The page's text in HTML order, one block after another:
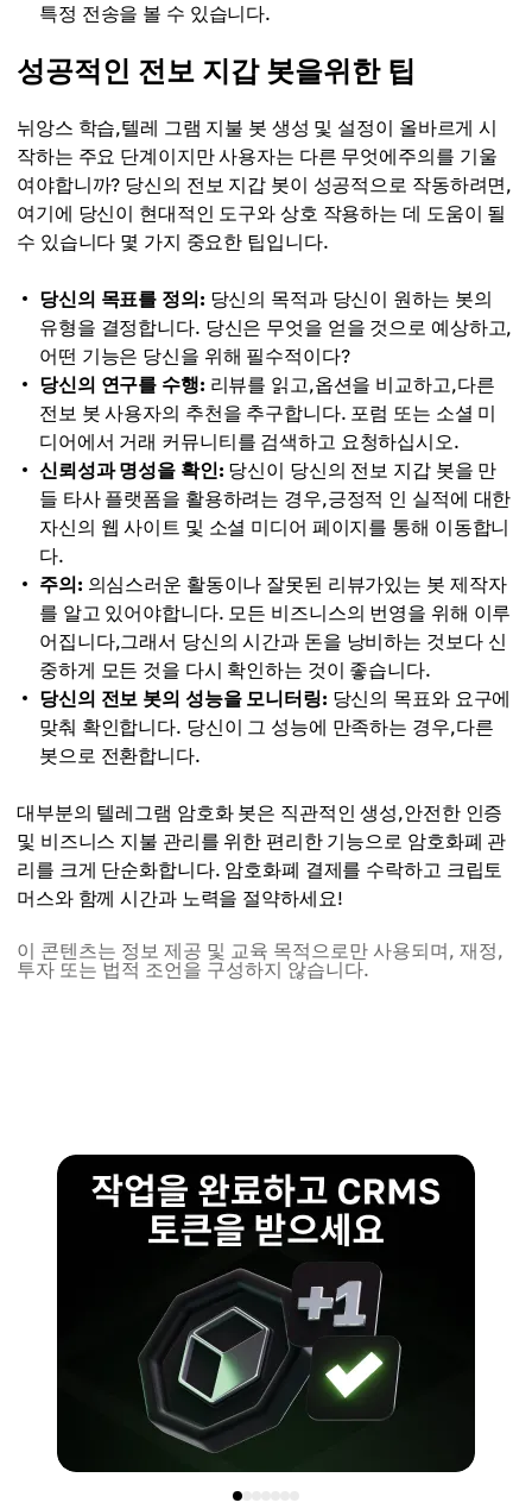
특정 전송을 볼 수 있습니다.
성공적인 전보 지갑 봇을위한 팁
뉘앙스 학습,텔레 그램 지불 봇 생성 및 설정이 올바르게 시
작하는 주요 단계이지만 사용자는 다른 무엇에주의를 기울
여야합니까? 당신의 전보 지갑 봇이 성공적으로 작동하려면,
여기에 당신이 현대적인 도구와 상호 작용하는 데 도움이 될
수 있습니다 몇 가지 중요한 팁입니다.
당신의 목표를 정의: 당신의 목적과 당신이 원하는 봇의
유형을 결정합니다. 당신은 무엇을 얻을 것으로 예상하고,
어떤 기능은 당신을 위해 필수적이다?
당신의 연구를 수행: 리뷰를 읽고,옵션을 비교하고,다른
전보 봇 사용자의 추천을 추구합니다. 포럼 또는 소셜 미
디어에서 거래 커뮤니티를 검색하고 요청하십시오.
신뢰성과 명성을 확인: 당신이 당신의 전보 지갑 봇을 만
들 타사 플랫폼을 활용하려는 경우,긍정적 인 실적에 대한
자신의 웹 사이트 및 소셜 미디어 페이지를 통해 이동합니
다.
주의: 의심스러운 활동이나 잘못된 리뷰가있는 봇 제작자
를 알고 있어야합니다. 모든 비즈니스의 번영을 위해 이루
어집니다,그래서 당신의 시간과 돈을 낭비하는 것보다 신
중하게 모든 것을 다시 확인하는 것이 좋습니다.
당신의 전보 봇의 성능을 모니터링: 당신의 목표와 요구에
맞춰 확인합니다. 당신이 그 성능에 만족하는 경우,다른
봇으로 전환합니다.
대부분의 텔레그램 암호화 봇은 직관적인 생성,안전한 인증
및 비즈니스 지불 관리를 위한 편리한 기능으로 암호화폐 관
리를 크게 단순화합니다. 암호화폐 결제를 수락하고 크립토
머스와 함께 시간과 노력을 절약하세요!
이 콘텐츠는 정보 제공 및 교육 목적으로만 사용되며, 재정,
투자 또는 법적 조언을 구성하지 않습니다.